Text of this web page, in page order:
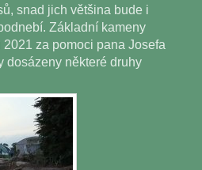
snad jich většina bude i
Základní kameny
za pomoci pana Josefa
dosázeny některé druhy